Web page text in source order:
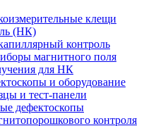
клещи
(НК)
контроль
магнитного поля
для НК
и оборудование
и тест-панели
дефектоскопы
контроля